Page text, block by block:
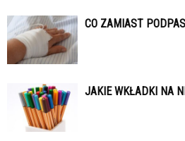
CO ZAMIAST
JAKIE WKŁADKI NA